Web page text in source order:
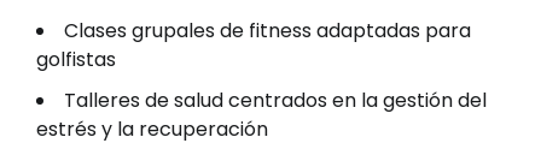
Clases grupales de fitness adaptadas para
golfistas
Talleres de salud centrados en la gestión del
estrés y la recuperación